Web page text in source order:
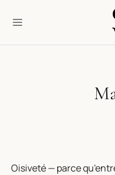
Oisiveté — parce